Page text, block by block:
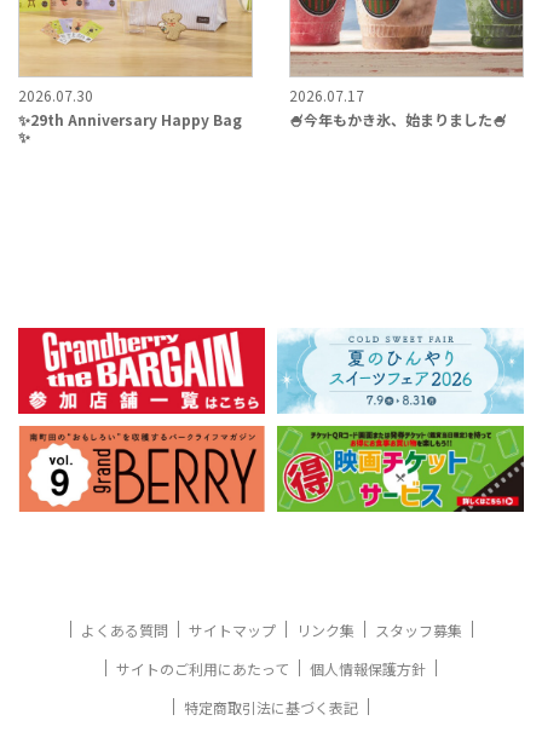
2026.07.30
✨29th Anniversary Happy Bag
✨
2026.07.17
🍧今年もかき氷、始まりました🍧
よくある質問 サイトマップ リンク集
スタッフ募集
サイトのご利用にあたって
個人情報保護方針
特定商取引法に基づく表記